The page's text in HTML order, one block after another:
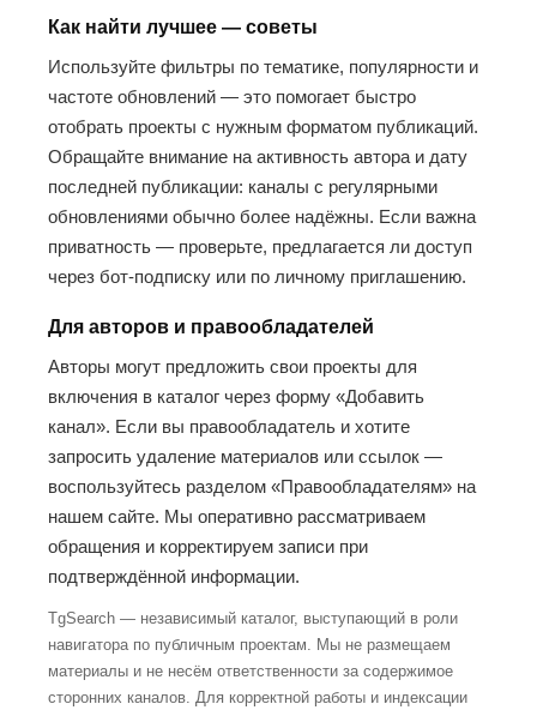
Как найти лучшее — советы
Используйте фильтры по тематике, популярности и
частоте обновлений — это помогает быстро
отобрать проекты с нужным форматом публикаций.
Обращайте внимание на активность автора и дату
последней публикации: каналы с регулярными
обновлениями обычно более надёжны. Если важна
приватность — проверьте, предлагается ли доступ
через бот-подписку или по личному приглашению.
Для авторов и правообладателей
Авторы могут предложить свои проекты для
включения в каталог через форму «Добавить
канал». Если вы правообладатель и хотите
запросить удаление материалов или ссылок —
воспользуйтесь разделом «Правообладателям» на
нашем сайте. Мы оперативно рассматриваем
обращения и корректируем записи при
подтверждённой информации.
TgSearch — независимый каталог, выступающий в роли
навигатора по публичным проектам. Мы не размещаем
материалы и не несём ответственности за содержимое
сторонних каналов. Для корректной работы и индексации